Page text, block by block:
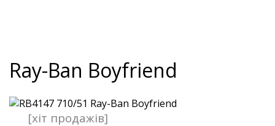
Ray-Ban Boyfriend
[хіт продажів]